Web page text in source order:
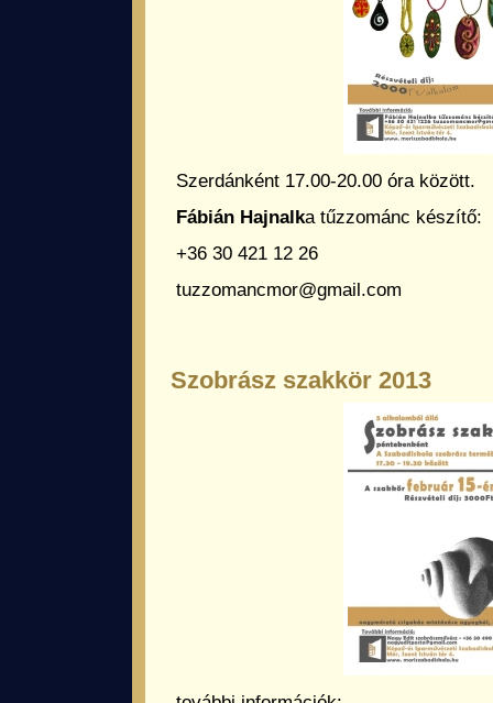
Szerdánként 17.00-20.00 óra között.
Fábián Hajnalka tűzzománc készítő:
+36 30 421 12 26
tuzzomancmor@gmail.com
Szobrász szakkör 2013